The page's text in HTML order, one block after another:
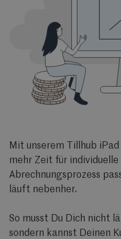
Mit unserem Tillhub
mehr Zeit für individuelle
Abrechnungsprozess
läuft nebenher.
So musst Du Dich nicht
sondern kannst Deinen